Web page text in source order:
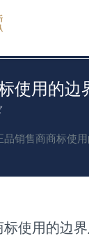
使用的边
品销售商商标使
使用的边